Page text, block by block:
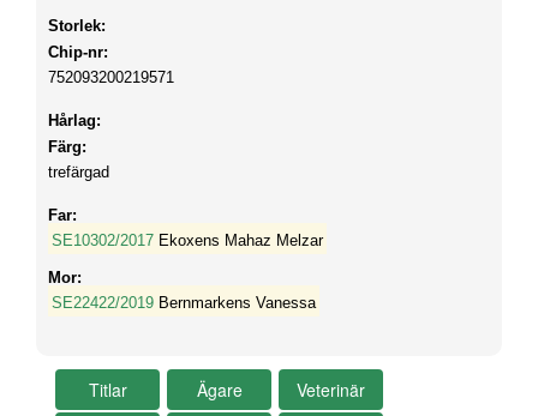
Storlek:
Chip-nr:
752093200219571
Hårlag:
Färg:
trefärgad
Far:
SE10302/2017 Ekoxens Mahaz Melzar
Mor:
SE22422/2019 Bernmarkens Vanessa